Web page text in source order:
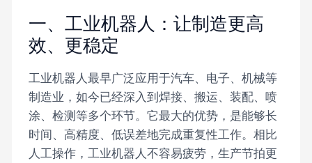
一、工业机器人：让制造更高
效、更稳定
工业机器人最早广泛应用于汽车、电子、机械等
制造业，如今已经深入到焊接、搬运、装配、喷
涂、检测等多个环节。它最大的优势，是能够长
时间、高精度、低误差地完成重复性工作。相比
人工操作，工业机器人不容易疲劳，生产节拍更